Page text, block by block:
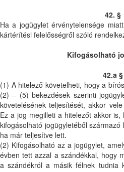
42. §
Ha a jogügylet érvénytelensége
kártérítési felelősségről szóló
Kifogásolható
42.a §
(1) A hitelező követelheti, hogy a
(2) – (5) bekezdések szerinti
követelésének teljesítését, akkor
Ez a jog megilleti a hitelezőt akkor
kifogásolható jogügyletéből
ha már teljesítve lett.
(2) Kifogásolható az a jogügylet,
évben tett azzal a szándékkal, hogy
a szándékról a másik félnek tudnia